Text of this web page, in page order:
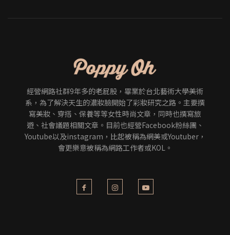
經營網路社群9年多的老屁股，畢業於台北藝術大學美術
系，為了解決天生的濃妝臉開始了彩妝研究之路。主要撰
寫美妝、穿搭、保養等等女性時尚文章，同時也撰寫旅
遊、社會議題相關文章。目前也經營Facebook粉絲團、
Youtube以及instagram，比起被稱為網美或Youtuber，
會更樂意被稱為網路工作者或KOL。